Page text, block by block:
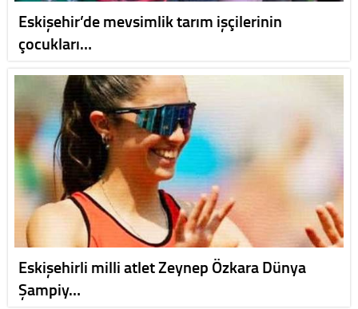
Eskişehir’de mevsimlik tarım işçilerinin
çocukları…
Eskişehirli milli atlet Zeynep Özkara Dünya
Şampiy…